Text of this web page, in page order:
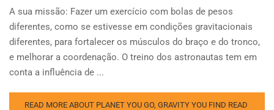
A sua missão: Fazer um exercício com bolas de pesos
diferentes, como se estivesse em condições gravitacionais
diferentes, para fortalecer os músculos do braço e do tronco,
e melhorar a coordenação. O treino dos astronautas tem em
conta a influência de ...
READ MORE ABOUT PLANET YOU GO, GRAVITY YOU FIND READ